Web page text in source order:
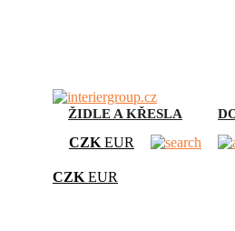
ŽIDLE A KŘESLA
CZK EUR
CZK EUR